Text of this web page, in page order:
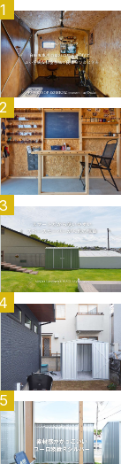
1
2